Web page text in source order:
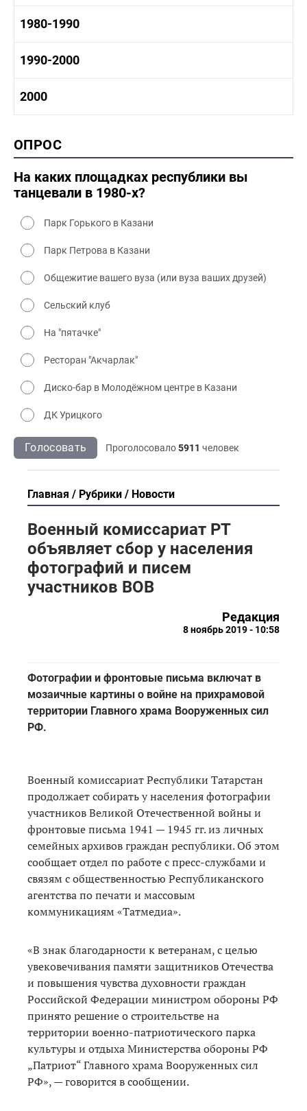
1960-1970 промышленность
1960-1970 культура
1970-1980 история
1970-1980 культура
1970 - 1980 быт
1980-1990
1980 -1990 история
1980-1990 культура
1990-2000
1990-2000 культура
2000
2000 промышленность
2000 культура
ОПРОС
На каких площадках республики вы
танцевали в 1980-х?
Парк Горького в Казани
Парк Петрова в Казани
Общежитие вашего вуза (или вуза ваших друзей)
Сельский клуб
На "пятачке"
Ресторан "Акчарлак"
Диско-бар в Молодёжном центре в Казани
ДК Урицкого
Голосовать Проголосовало5911 человек
Главная Рубрики Новости
Военный комиссариат РТ
объявляет сбор у населения
фотографий и писем
участников ВОВ
Редакция
8 ноябрь 2019 - 10:58
Фотографии и фронтовые письма включат в
мозаичные картины о войне на прихрамовой
территории Главного храма Вооруженных сил
РФ.
Военный комиссариат Республики Татарстан
продолжает собирать у населения фотографии
участников Великой Отечественной войны и
фронтовые письма 1941 — 1945 гг. из личных
семейных архивов граждан республики. Об этом
сообщает отдел по работе с пресс-службами и
связям с общественностью Республиканского
агентства по печати и массовым
коммуникациям «Татмедиа».
«В знак благодарности к ветеранам, с целью
увековечивания памяти защитников Отечества
и повышения чувства духовности граждан
Российской Федерации министром обороны РФ
принято решение о строительстве на
территории военно-патриотического парка
культуры и отдыха Министерства обороны РФ
„Патриот“ Главного храма Вооруженных сил
РФ», — говорится в сообщении.